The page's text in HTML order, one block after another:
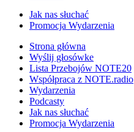
Jak nas słuchać
Promocja Wydarzenia
Strona główna
Wyślij głosówke
Lista Przebojów NOTE20
Współpraca z NOTE.radio
Wydarzenia
Podcasty
Jak nas słuchać
Promocja Wydarzenia